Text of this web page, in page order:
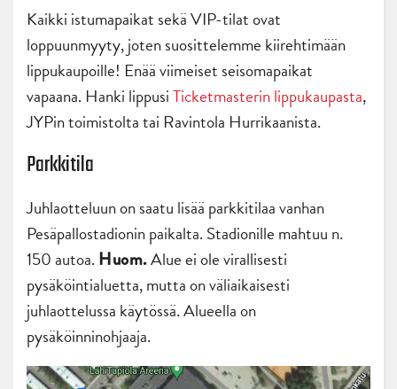
Kaikki istumapaikat sekä VIP-tilat ovat
loppuunmyyty, joten suosittelemme kiirehtimään
lippukaupoille! Enää viimeiset seisomapaikat
vapaana. Hanki lippusiTicketmasterin lippukaupasta,
JYPin toimistolta tai Ravintola Hurrikaanista.
Parkkitila
Juhlaotteluun on saatu lisää parkkitilaa vanhan
Pesäpallostadionin paikalta. Stadionille mahtuu n.
150 autoa. Huom.Alue ei ole virallisesti
pysäköintialuetta, mutta on väliaikaisesti
juhlaottelussa käytössä. Alueella on
pysäköinninohjaaja.